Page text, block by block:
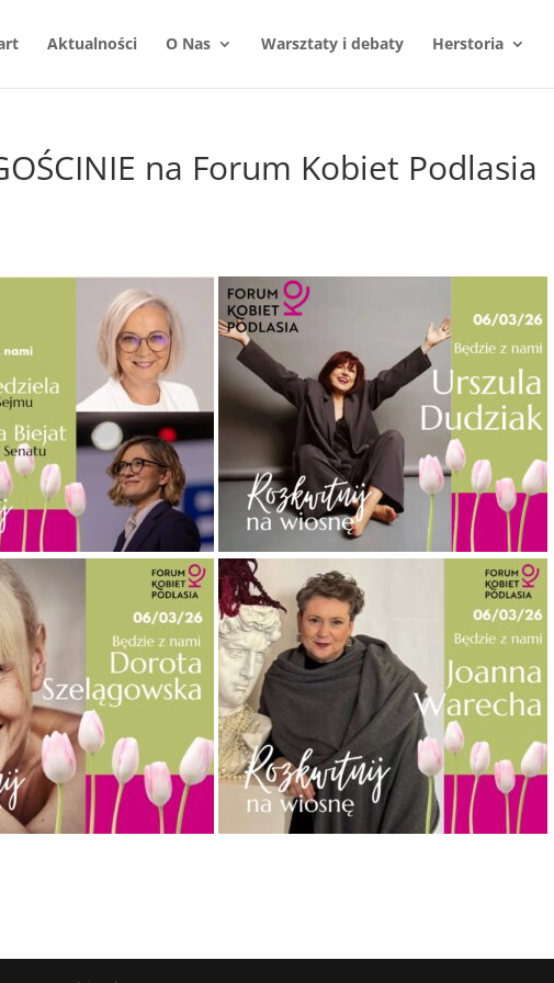
Aktualności O Nas Warsztaty i debaty Herstoria
na Forum Kobiet Podlasia